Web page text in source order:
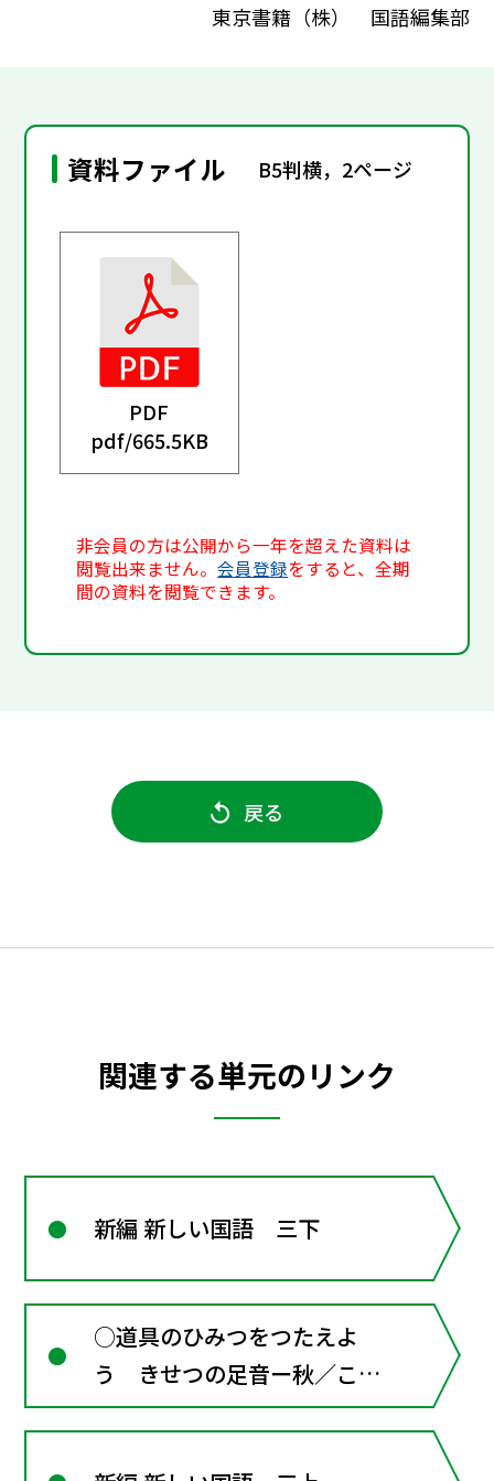
東京書籍（株） 国語編集部
資料ファイル B5判横，2ページ
PDF
pdf/665.5KB
非会員の方は公開から一年を超えた資料は
閲覧出来ません。会員登録をすると、全期
間の資料を閲覧できます。
戻る
関連する単元のリンク
新編 新しい国語 三下
○道具のひみつをつたえよ
う きせつの足音ー秋／こそ
あど言葉